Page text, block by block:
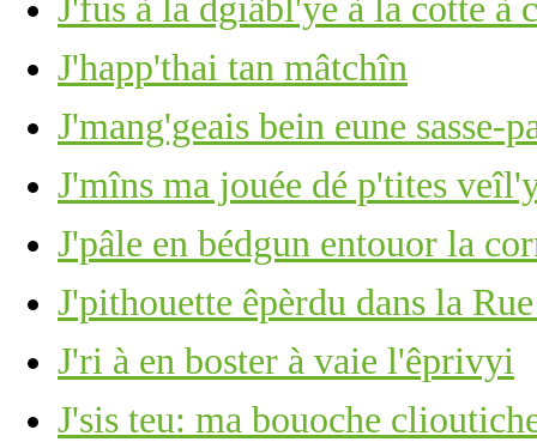
J'fus à la dgiâbl'ye à la cotte à
J'happ'thai tan mâtchîn
J'mang'geais bein eune sasse-
J'mîns ma jouée dé p'tites
J'pâle en bédgun entouor la
J'pithouette êpèrdu dans la
J'ri à en boster à vaie l'êprivyi
J'sis teu: ma bouoche